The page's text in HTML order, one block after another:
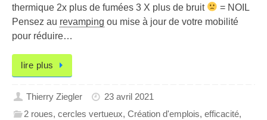
thermique 2x plus de fumées 3 X plus de bruit
= NOIL
Pensez au revamping ou mise à jour de votre mobilité
pour réduire…
lire plus
Thierry Ziegler
23 avril 2021
2 roues,cercles vertueux,Création d'emplois,efficacité,